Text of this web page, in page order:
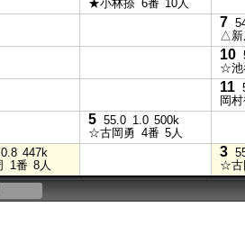
★小林捺 6番 10人
7
△新
10
☆池
11
岡
5 55.0 1.0 500k
☆古岡勇 4番 5人
0.8 447k
1番 8人
3
☆古